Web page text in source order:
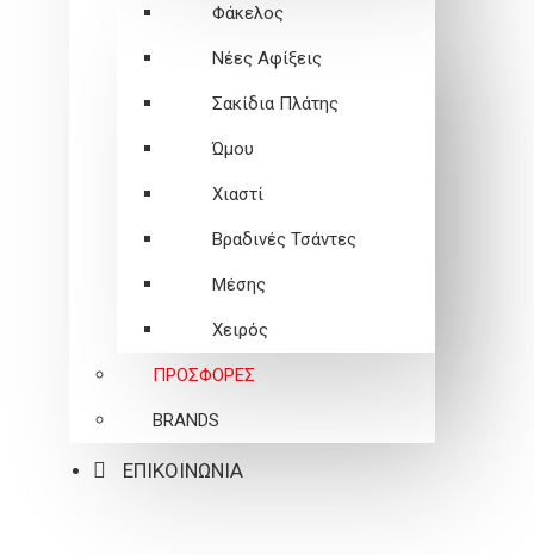
Φάκελος
Νέες Αφίξεις
Σακίδια Πλάτης
Ώμου
Χιαστί
Βραδινές Τσάντες
Μέσης
Χειρός
ΠΡΟΣΦΟΡΕΣ
BRANDS
ΕΠΙΚΟΙΝΩΝΙΑ